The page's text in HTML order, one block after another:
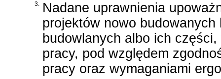
3. Nadane uprawnienia
projektów nowo
budowlanych albo ich
pracy, pod względem
pracy oraz wymaganiami